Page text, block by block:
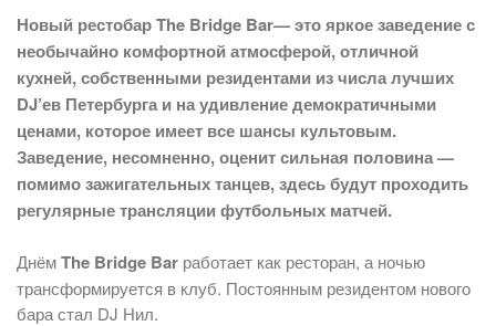
Новый рестобарThe Bridge Bar— это яркое заведение с
необычайно комфортной атмосферой, отличной
кухней, собственными резидентами из числа лучших
DJ’ев Петербурга и на удивление демократичными
ценами, которое имеет все шансы культовым.
Заведение, несомненно, оценит сильная половина —
помимо зажигательных танцев, здесь будут проходить
регулярные трансляции футбольных матчей.
ДнёмThe Bridge Bar работает как ресторан, а ночью
трансформируется в клуб. Постоянным резидентом нового
бара стал DJ Нил.